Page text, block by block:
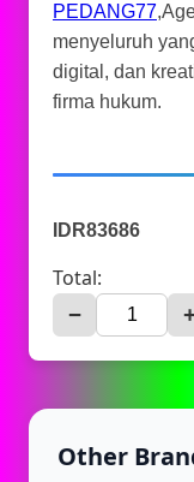
PEDANG77
menyeluruh
digital, dan
firma hukum.
IDR83686
Total:
−
Other